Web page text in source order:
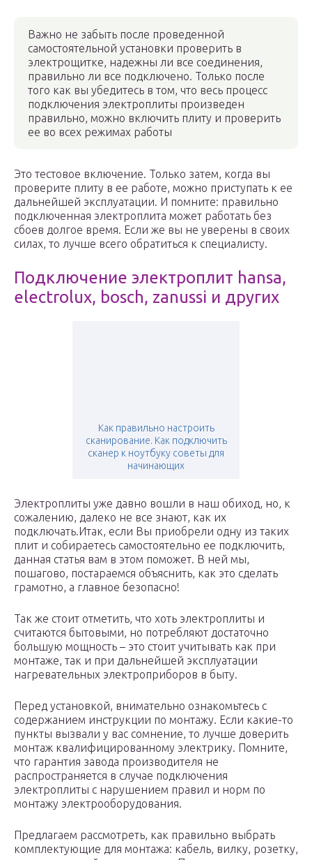
Важно не забыть после проведенной
самостоятельной установки проверить в
электрощитке, надежны ли все соединения,
правильно ли все подключено. Только после
того как вы убедитесь в том, что весь процесс
подключения электроплиты произведен
правильно, можно включить плиту и проверить
ее во всех режимах работы
Это тестовое включение. Только затем, когда вы
проверите плиту в ее работе, можно приступать к ее
дальнейшей эксплуатации. И помните: правильно
подключенная электроплита может работать без
сбоев долгое время. Если же вы не уверены в своих
силах, то лучше всего обратиться к специалисту.
Подключение электроплит hansa,
electrolux, bosch, zanussi и других
Как правильно настроить
сканирование. Как подключить
сканер к ноутбуку советы для
начинающих
Электроплиты уже давно вошли в наш обиход, но, к
сожалению, далеко не все знают, как их
подключать.Итак, если Вы приобрели одну из таких
плит и собираетесь самостоятельно ее подключить,
данная статья вам в этом поможет. В ней мы,
пошагово, постараемся объяснить, как это сделать
грамотно, а главное безопасно!
Так же стоит отметить, что хоть электроплиты и
считаются бытовыми, но потребляют достаточно
большую мощность – это стоит учитывать как при
монтаже, так и при дальнейшей эксплуатации
нагревательных электроприборов в быту.
Перед установкой, внимательно ознакомьтесь с
содержанием инструкции по монтажу. Если какие-то
пункты вызвали у вас сомнение, то лучше доверить
монтаж квалифицированному электрику. Помните,
что гарантия завода производителя не
распространяется в случае подключения
электроплиты с нарушением правил и норм по
монтажу электрооборудования.
Предлагаем рассмотреть, как правильно выбрать
комплектующие для монтажа: кабель, вилку, розетку,